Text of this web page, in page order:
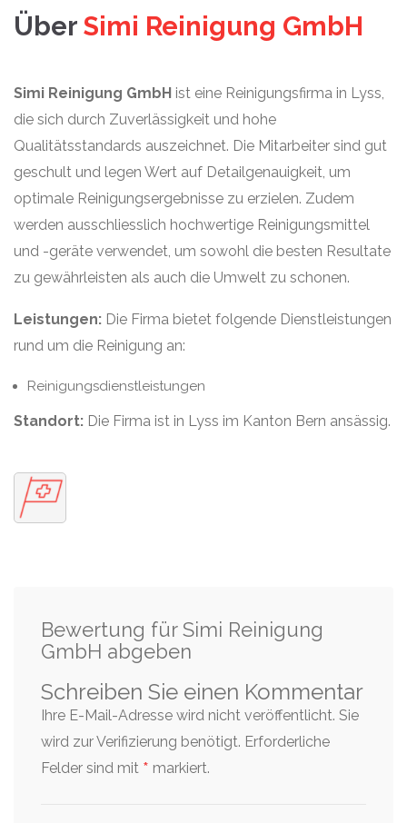
Über Simi Reinigung GmbH
Simi Reinigung GmbH ist eine Reinigungsfirma in Lyss,
die sich durch Zuverlässigkeit und hohe
Qualitätsstandards auszeichnet. Die Mitarbeiter sind gut
geschult und legen Wert auf Detailgenauigkeit, um
optimale Reinigungsergebnisse zu erzielen. Zudem
werden ausschliesslich hochwertige Reinigungsmittel
und -geräte verwendet, um sowohl die besten Resultate
zu gewährleisten als auch die Umwelt zu schonen.
Leistungen: Die Firma bietet folgende Dienstleistungen
rund um die Reinigung an:
Reinigungsdienstleistungen
Standort: Die Firma ist in Lyss im Kanton Bern ansässig.
Bewertung für Simi Reinigung
GmbH abgeben
Schreiben Sie einen Kommentar
Ihre E-Mail-Adresse wird nicht veröffentlicht. Sie
wird zur Verifizierung benötigt. Erforderliche
Felder sind mit * markiert.